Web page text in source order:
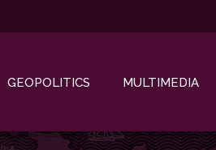
GEOPOLITICS MULTIMEDIA